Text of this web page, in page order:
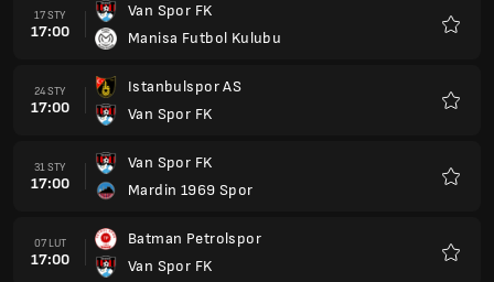
17 STY
17:00
Van Spor FK
Manisa Futbol Kulubu
24 STY
17:00
Istanbulspor AS
Van Spor FK
31 STY
17:00
Van Spor FK
Mardin 1969 Spor
07 LUT
17:00
Batman Petrolspor
Van Spor FK